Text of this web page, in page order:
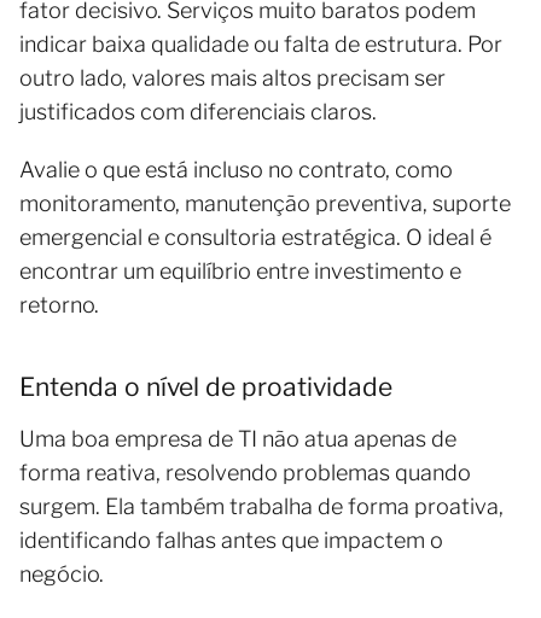
fator decisivo. Serviços muito baratos podem
indicar baixa qualidade ou falta de estrutura. Por
outro lado, valores mais altos precisam ser
justificados com diferenciais claros.
Avalie o que está incluso no contrato, como
monitoramento, manutenção preventiva, suporte
emergencial e consultoria estratégica. O ideal é
encontrar um equilíbrio entre investimento e
retorno.
Entenda o nível de proatividade
Uma boa empresa de TI não atua apenas de
forma reativa, resolvendo problemas quando
surgem. Ela também trabalha de forma proativa,
identificando falhas antes que impactem o
negócio.